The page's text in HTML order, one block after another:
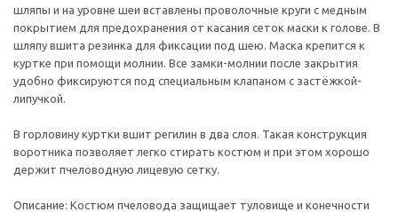
шляпы и на уровне шеи вставлены проволочные круги с медным
покрытием для предохранения от касания сеток маски к голове. В
шляпу вшита резинка для фиксации под шею. Маска крепится к
куртке при помощи молнии. Все замки-молнии после закрытия
удобно фиксируются под специальным клапаном с застёжкой-
липучкой.
В горловину куртки вшит регилин в два слоя. Такая конструкция
воротника позволяет легко стирать костюм и при этом хорошо
держит пчеловодную лицевую сетку.
Описание: Костюм пчеловода защищает туловище и конечности